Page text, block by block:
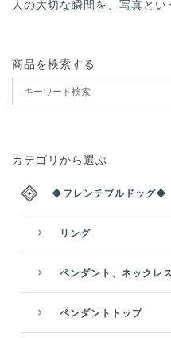
人の大切な瞬間を、写真とい
商品を検索する
カテゴリから選ぶ
◆フレンチブルドッグ◆
リング
ペンダント、ネックレス
ペンダントトップ